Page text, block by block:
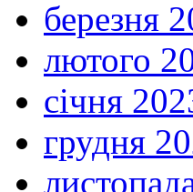
березня
лютого
січня
грудня